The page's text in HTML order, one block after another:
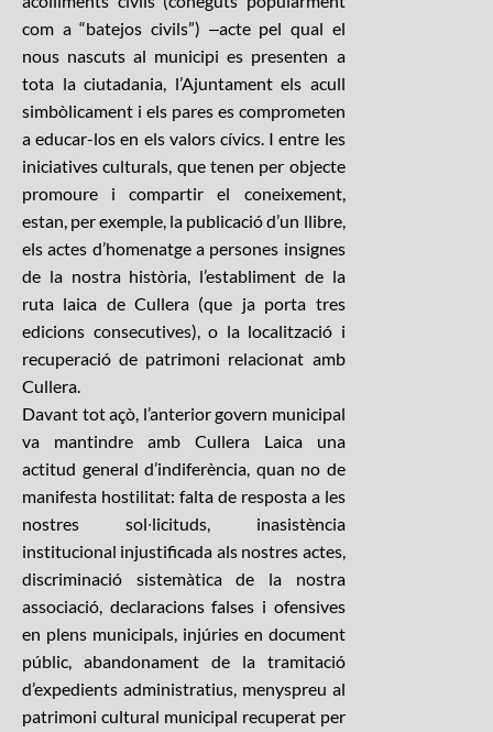
com a “batejos civils”) ‒acte pel qual el
nous nascuts al municipi es presenten a
tota la ciutadania, l’Ajuntament els acull
simbòlicament i els pares es comprometen
a educar-los en els valors cívics. I entre les
iniciatives culturals, que tenen per objecte
promoure i compartir el coneixement,
estan, per exemple, la publicació d’un llibre,
els actes d’homenatge a persones insignes
de la nostra història, l’establiment de la
ruta laica de Cullera (que ja porta tres
edicions consecutives), o la localització i
recuperació de patrimoni relacionat amb
Cullera.
Davant tot açò, l’anterior govern municipal
va mantindre amb Cullera Laica una
actitud general d’indiferència, quan no de
manifesta hostilitat: falta de resposta a les
nostres sol∙licituds, inasistència
institucional injustificada als nostres actes,
discriminació sistemàtica de la nostra
associació, declaracions falses i ofensives
en plens municipals, injúries en document
públic, abandonament de la tramitació
d’expedients administratius, menyspreu al
patrimoni cultural municipal recuperat per